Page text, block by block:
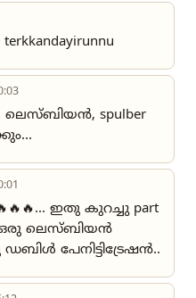
ലെസ്ബിയൻ, spulber
ഇതു കുറച്ചു part
ലെസ്ബിയൻ
പേനിട്ടിട്രേഷൻ..